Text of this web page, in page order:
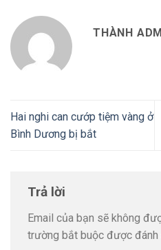
THÀNH
Hai nghi can cướp tiệm vàng ở
Bình Dương bị bắt
Trả lời
Email của bạn sẽ không
trường bắt buộc được đánh